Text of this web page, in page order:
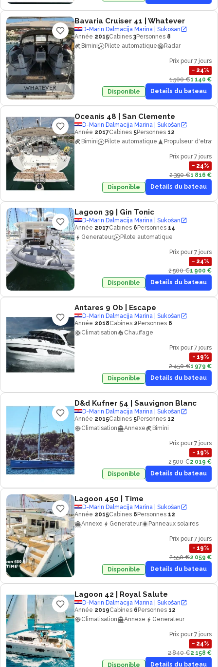
Bavaria Cruiser 41 | Whatever
D-Marin Dalmacija Marina | Sukošan
Année 2015Cabines 3Personnes 8
Bimini
Pilote automatique Radar
Prix pour 7 jours
− 24%
1 500 €1 140 €
Disponible
Details du bateau
Oceanis 48 | San Clemente
D-Marin Dalmacija Marina | Sukošan
Année 2017Cabines 5Personnes 12
Bimini
Pilote automatique Propulseur d'etrave
Prix pour 7 jours
− 24%
2 390 €1 816 €
Disponible
Details du bateau
Lagoon 39 | Gin Tonic
D-Marin Dalmacija Marina | Sukošan
Année 2017Cabines 6 Personnes 14
Generateur
Pilote automatique
Prix pour 7 jours
− 24%
2 500 €1 900 €
Disponible
Details du bateau
Antares 9 Ob | Escape
D-Marin Dalmacija Marina | Sukošan
Année 2018Cabines 2 Personnes 6
Climatisation
Chauffage
Prix pour 7 jours
− 19%
2 450 €1 979 €
Disponible
Details du bateau
D&d Kufner 54 | Sauvignon Blanc
D-Marin Dalmacija Marina | Sukošan
Année 2015Cabines 5Personnes 12
Climatisation
Annexe Bimini
Prix pour 7 jours
− 19%
2 500 €2 019 €
Disponible
Details du bateau
Lagoon 450 | Time
D-Marin Dalmacija Marina | Sukošan
Année 2015Cabines 6 Personnes 12
Annexe
Generateur Panneaux solaires
Prix pour 7 jours
− 19%
2 550 €2 059 €
Disponible
Details du bateau
Lagoon 42 | Royal Salute
D-Marin Dalmacija Marina | Sukošan
Année 2019Cabines 6 Personnes 12
Climatisation
Annexe Generateur
Prix pour 7 jours
− 24%
2 840 €2 158 €
Disponible
Details du bateau